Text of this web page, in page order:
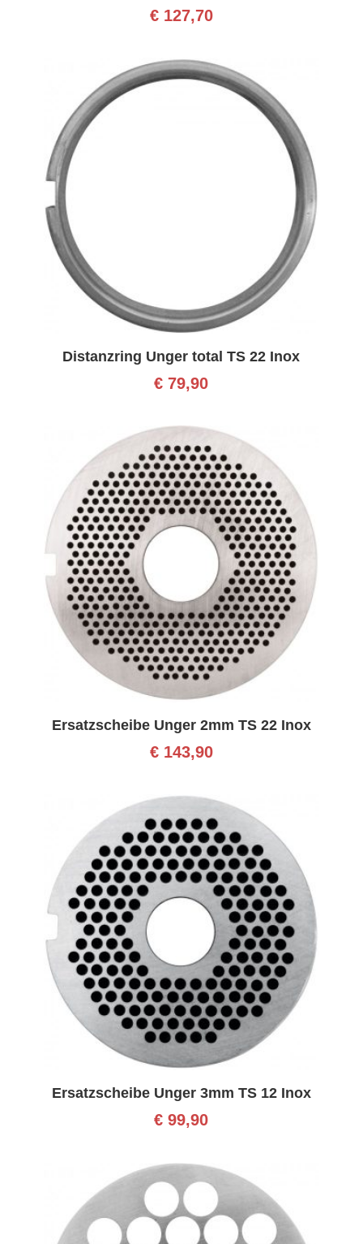
€127,70
Distanzring Unger total TS 22 Inox
€ 79,90
Ersatzscheibe Unger 2mm TS 22 Inox
€143,90
Ersatzscheibe Unger 3mm TS 12 Inox
€ 99,90